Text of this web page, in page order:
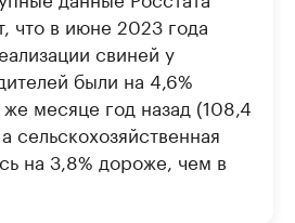
что в июне 2023 года
свиней у
были на 4,6%
месяце год назад (108,4
сельскохозяйственная
на 3,8% дороже, чем в